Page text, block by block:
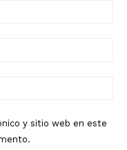
y sitio web en este